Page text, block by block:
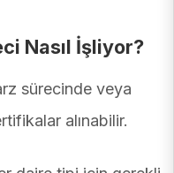
Nasıl İşliyor?
sürecinde veya
alınabilir.